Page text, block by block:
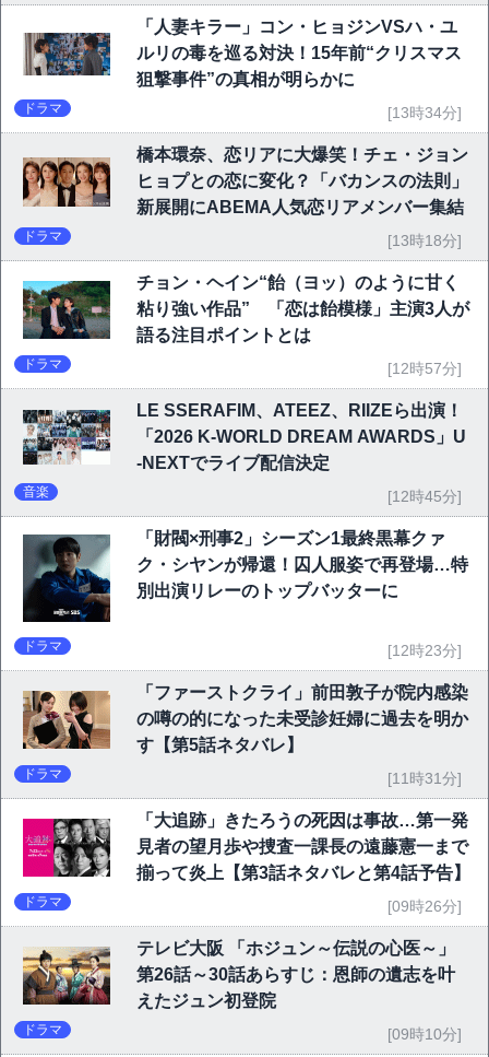
「人妻キラー」コン・ヒョジンVSハ・ユ
ルリの毒を巡る対決！15年前“クリスマス
狙撃事件”の真相が明らかに
ドラマ [13時34分]
橋本環奈、恋リアに大爆笑！チェ・ジョン
ヒョプとの恋に変化？「バカンスの法則」
新展開にABEMA人気恋リアメンバー集結
ドラマ [13時18分]
チョン・ヘイン“飴（ヨッ）のように甘く
粘り強い作品” 「恋は飴模様」主演3人が
語る注目ポイントとは
ドラマ [12時57分]
LE SSERAFIM、ATEEZ、RIIZEら出演！
「2026 K-WORLD DREAM AWARDS」U
-NEXTでライブ配信決定
音楽 [12時45分]
「財閥×刑事2」シーズン1最終黒幕クァ
ク・シヤンが帰還！囚人服姿で再登場…特
別出演リレーのトップバッターに
ドラマ [12時23分]
「ファーストクライ」前田敦子が院内感染
の噂の的になった未受診妊婦に過去を明か
す【第5話ネタバレ】
ドラマ [11時31分]
「大追跡」きたろうの死因は事故…第一発
見者の望月歩や捜査一課長の遠藤憲一まで
揃って炎上【第3話ネタバレと第4話予告】
ドラマ [09時26分]
テレビ大阪 「ホジュン～伝説の心医～」
第26話～30話あらすじ：恩師の遺志を叶
えたジュン初登院
ドラマ [09時10分]